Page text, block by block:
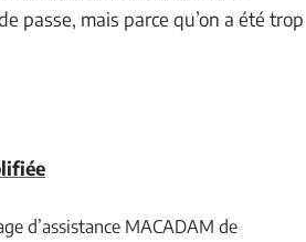
passe, mais parce qu’on a été trop
d’assistance MACADAM de